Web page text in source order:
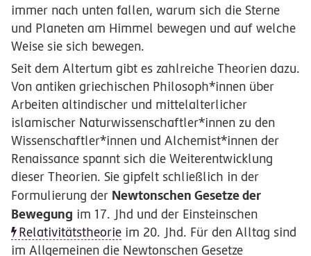
immer nach unten fallen, warum sich die Sterne
und Planeten am Himmel bewegen und auf welche
Weise sie sich bewegen.
Seit dem Altertum gibt es zahlreiche Theorien dazu.
Von antiken griechischen Philosoph*innen über
Arbeiten altindischer und mittelalterlicher
islamischer Naturwissenschaftler*innen zu den
Wissenschaftler*innen und Alchemist*innen der
Renaissance spannt sich die Weiterentwicklung
dieser Theorien. Sie gipfelt schließlich in der
Formulierung der Newtonschen Gesetze der
Bewegung im 17. Jhd und der Einsteinschen
Relativitätstheorie im 20. Jhd. Für den Alltag sind
im Allgemeinen die Newtonschen Gesetze